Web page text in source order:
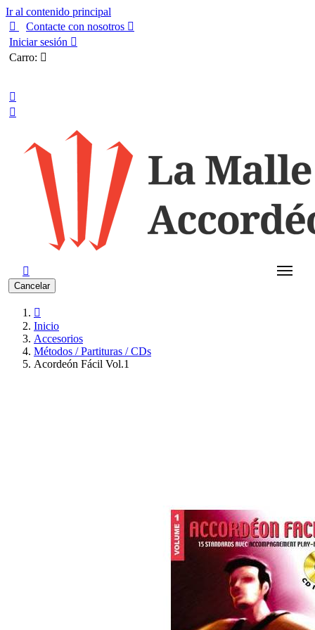
Ir al contenido principal

Contacte con nosotros 
Iniciar sesión 
Carro: 



Cancelar

Inicio
Accesorios
Métodos / Partituras / CDs
Acordeón Fácil Vol.1